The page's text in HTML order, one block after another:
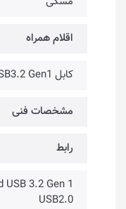
اقلام همراه
کابل USB3.2 Gen1، دفترچه راهنما، کارت گارانتی
مشخصات فنی
رابط
USB2.0